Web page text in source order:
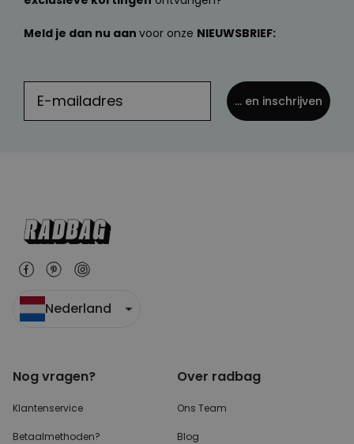
Meld je dan nu aan voor onze NIEUWSBRIEF:
... en inschrijven
Nederland
Nog vragen?
Klantenservice
Betaalmethoden?
Over radbag
Ons Team
Blog